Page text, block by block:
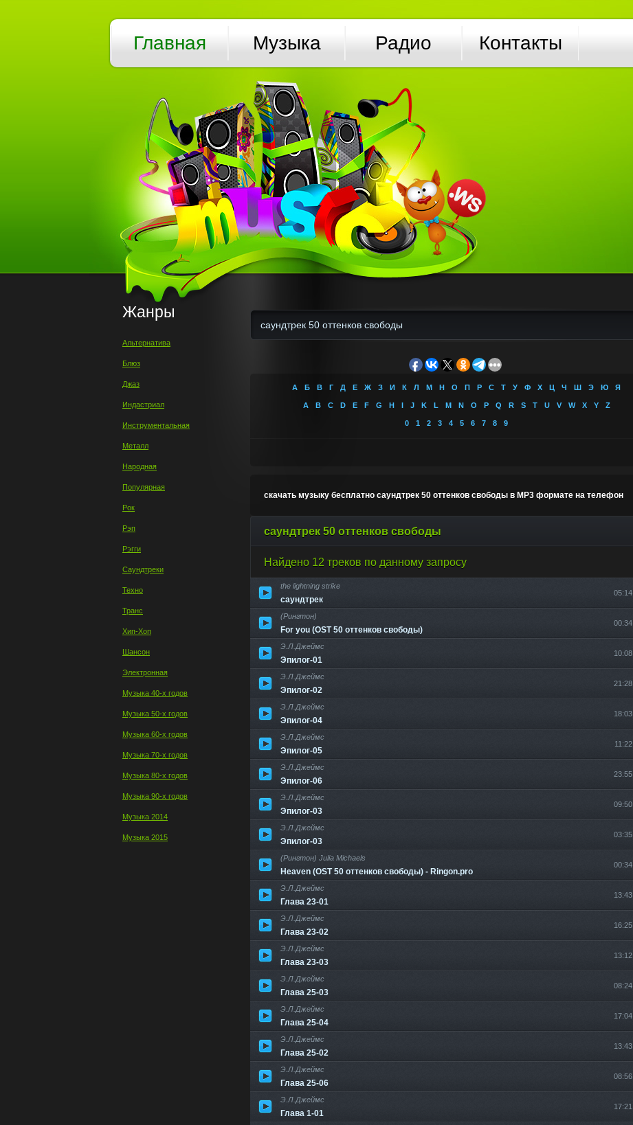
Главная Музыка Радио Контакты
Жанры
Альтернатива
Блюз
Джаз
Индастриал
Инструментальная
Металл
Народная
Популярная
Рок
Рэп
Рэгги
Саундтреки
Техно
Транс
Хип-Хоп
Шансон
Электронная
Музыка 40-х годов
Музыка 50-х годов
Музыка 60-х годов
Музыка 70-х годов
Музыка 80-х годов
Музыка 90-х годов
Музыка 2014
Музыка 2015
А Б В Г Д Е Ж З И К Л М Н О П Р С Т У Ф Х Ц Ч Ш Э Ю Я
A B C D E F G H I J K L M N O P Q R S T U V W X Y Z
0 1 2 3 4 5 6 7 8 9
скачать музыку бесплатно саундтрек 50 оттенков свободы в MP3 формате на телефон
саундтрек 50 оттенков свободы
Найдено 12 треков по данному запросу
the lightning strike
саундтрек
05:14
(Рингтон)
For you (OST 50 оттенков свободы)
00:34
Э.Л.Джеймс
Эпилог-01
10:08
Э.Л.Джеймс
Эпилог-02
21:28
Э.Л.Джеймс
Эпилог-04
18:03
Э.Л.Джеймс
Эпилог-05
11:22
Э.Л.Джеймс
Эпилог-06
23:55
Э.Л.Джеймс
Эпилог-03
09:50
Э.Л.Джеймс
Эпилог-03
03:35
(Рингтон) Julia Michaels
Heaven (OST 50 оттенков свободы) - Ringon.pro
00:34
Э.Л.Джеймс
Глава 23-01
13:43
Э.Л.Джеймс
Глава 23-02
16:25
Э.Л.Джеймс
Глава 23-03
13:12
Э.Л.Джеймс
Глава 25-03
08:24
Э.Л.Джеймс
Глава 25-04
17:04
Э.Л.Джеймс
Глава 25-02
13:43
Э.Л.Джеймс
Глава 25-06
08:56
Э.Л.Джеймс
Глава 1-01
17:21